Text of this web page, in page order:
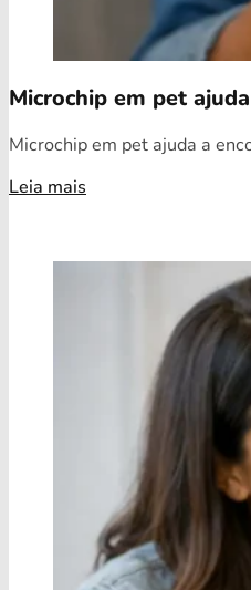
Microchip em pet
Microchip em pet ajuda a
Leia mais